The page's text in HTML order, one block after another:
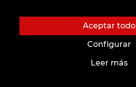
Enviar
Aceptar todo
Configurar
Leer más